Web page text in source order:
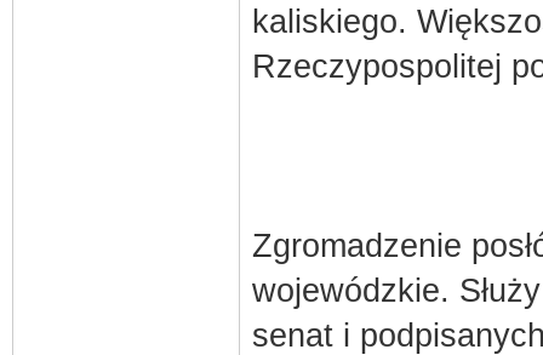
kaliskiego.
Rzeczypospolitej
Zgromadzenie
wojewódzkie.
senat i